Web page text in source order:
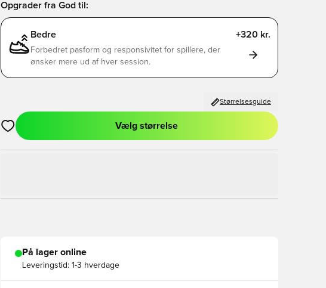
Opgrader fra God til:
Bedre +320 kr.
Forbedret pasform og responsivitet for spillere, der
ønsker mere ud af hver session.
Størrelsesguide
Åbner en Modal til at logge ind eller tilmelde dig som medlem
Vælg størrelse
På lager online
Leveringstid: 1-3 hverdage